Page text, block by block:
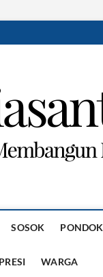
SOSOK PONDOK
WARGA